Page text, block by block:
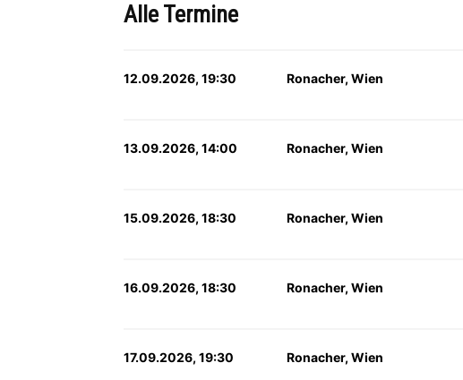
Alle Termine
12.09.2026, 19:30 Ronacher, Wien
13.09.2026, 14:00 Ronacher, Wien
15.09.2026, 18:30 Ronacher, Wien
16.09.2026, 18:30 Ronacher, Wien
17.09.2026, 19:30 Ronacher, Wien